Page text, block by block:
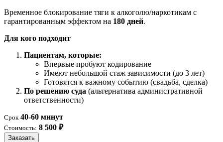
Временное блокирование тяги к алкоголю/наркотикам с
гарантированным эффектом на 180 дней.
Для кого подходит
Пациентам, которые:
Впервые пробуют кодирование
Имеют небольшой стаж зависимости (до 3 лет)
Готовятся к важному событию (свадьба, сделка)
По решению суда (альтернатива административной
ответственности)
Срок 40-60 минут
Стоимость: 8 500 ₽
Заказать